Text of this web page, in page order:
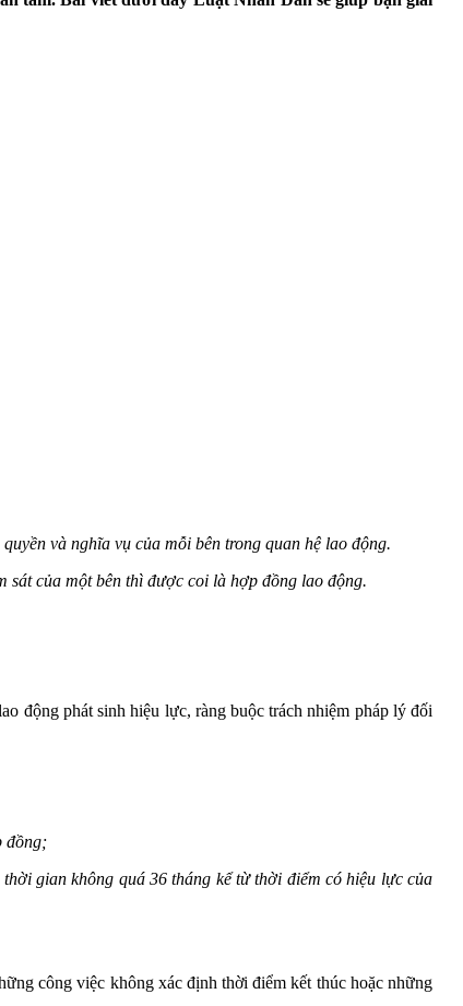
và nghĩa vụ của mỗi bên trong quan hệ lao động.
sát của một bên thì được coi là hợp đồng lao động.
động phát sinh hiệu lực, ràng buộc trách nhiệm pháp lý đối
đồng;
gian không quá 36 tháng kể từ thời điểm có hiệu lực của
công việc không xác định thời điểm kết thúc hoặc những